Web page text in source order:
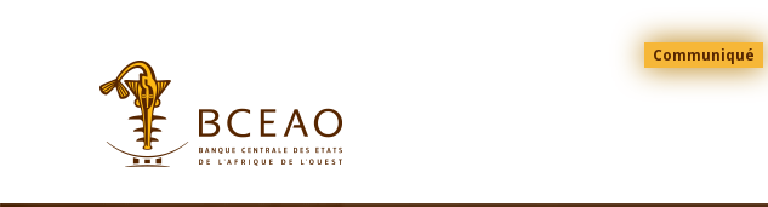
Menu
Top
Communiqué